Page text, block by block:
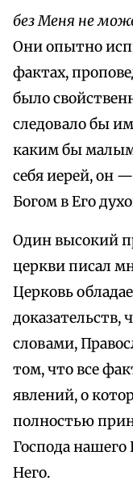
без Меня не
Они опытно
фактах,
было
следовало бы
каким бы
себя иерей, он
Богом в Его
Один высокий
церкви писал
Церковь
словами,
том, что все
явлений, о
полностью
Господа нашего
Него.